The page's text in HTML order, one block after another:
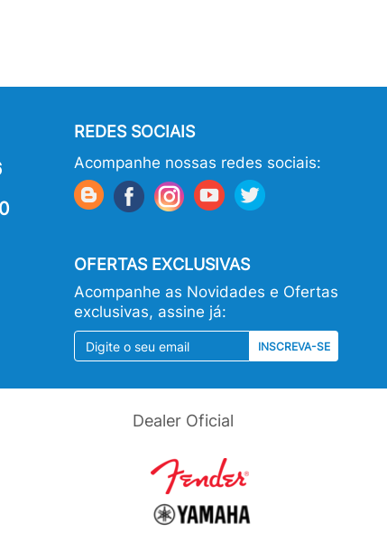
REDES SOCIAIS
Acompanhe nossas redes sociais:
OFERTAS EXCLUSIVAS
Acompanhe as Novidades e Ofertas
exclusivas, assine já:
INSCREVA-SE
Dealer Oficial